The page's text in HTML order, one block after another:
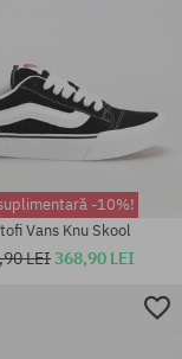
44.5; 45; 46; 47
-10%!
Vans Knu Skool
LEI368,90 LEI